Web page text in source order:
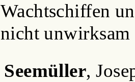
Wachtschiffen
nicht unwirksam
Seemüller,